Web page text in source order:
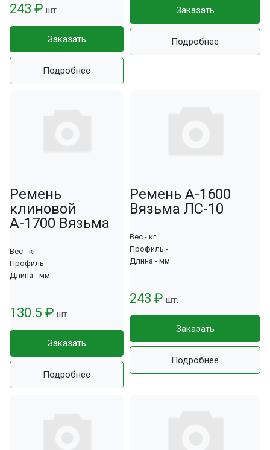
243 ₽ шт.
Заказать
Подробнее
Заказать
Подробнее
Ремень
клиновой
А-1700 Вязьма
Вес - кг
Профиль -
Длина - мм
130.5 ₽ шт.
Заказать
Подробнее
Ремень А-1600
Вязьма ЛС-10
Вес - кг
Профиль -
Длина - мм
243 ₽ шт.
Заказать
Подробнее